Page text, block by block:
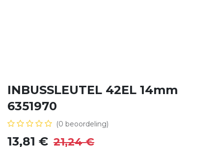
INBUSSLEUTEL 42EL 14mm
6351970
(0 beoordeling)
13,81 € 21,24€